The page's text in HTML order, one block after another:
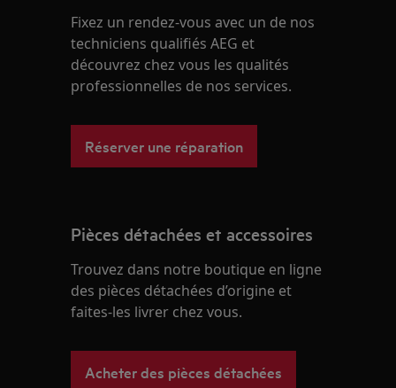
Fixez un rendez-vous avec un de nos
techniciens qualifiés AEG et
découvrez chez vous les qualités
professionnelles de nos services.
Réserver une réparation
Pièces détachées et accessoires
Trouvez dans notre boutique en ligne
des pièces détachées d’origine et
faites-les livrer chez vous.
Acheter des pièces détachées